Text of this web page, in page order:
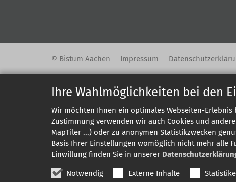
Ihre Wahlmöglichkeiten bei den
Wir möchten Ihnen ein optimales Webseiten-
Zustimmung verwenden wir auch Cookies und
MapTiler ...) oder zu anonymen Statistikzwecken
Basis Ihrer Einstellungen womöglich nicht mehr alle
Einwillung finden Sie in unserer
Notwendig Externe Inhalte
© Bistum Aachen Impressum